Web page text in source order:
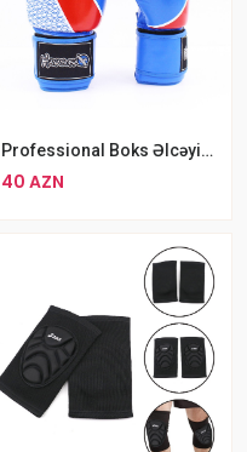
Professional Boks Əlcəyi Hayabusa Sport Boks Əlcəkləri
40 AZN